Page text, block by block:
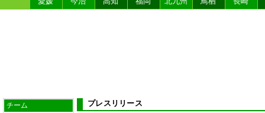
チーム プレスリリース